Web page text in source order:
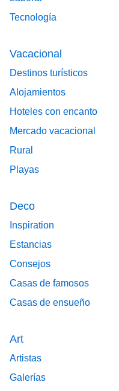
Tecnología
Vacacional
Destinos turísticos
Alojamientos
Hoteles con encanto
Mercado vacacional
Rural
Playas
Deco
Inspiration
Estancias
Consejos
Casas de famosos
Casas de ensueño
Art
Artistas
Galerías